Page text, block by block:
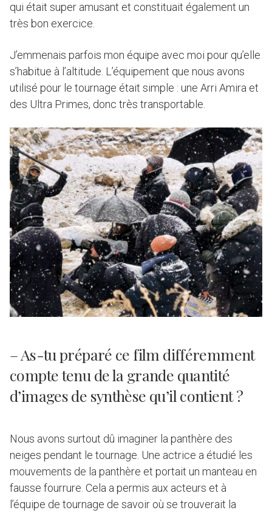
qui était super amusant et constituait également un
très bon exercice.
J’emmenais parfois mon équipe avec moi pour qu’elle
s’habitue à l’altitude. L’équipement que nous avons
utilisé pour le tournage était simple : une Arri Amira et
des Ultra Primes, donc très transportable.
– As-tu préparé ce film différemment
compte tenu de la grande quantité
d’images de synthèse qu’il contient ?
Nous avons surtout dû imaginer la panthère des
neiges pendant le tournage. Une actrice a étudié les
mouvements de la panthère et portait un manteau en
fausse fourrure. Cela a permis aux acteurs et à
l’équipe de tournage de savoir où se trouverait la